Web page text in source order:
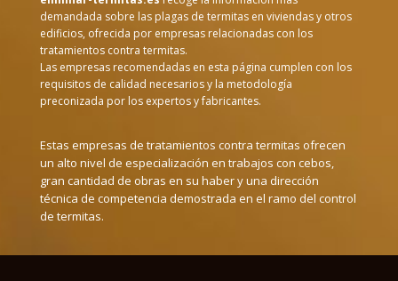
demandada sobre las plagas de termitas en viviendas y otros
edificios, ofrecida por empresas relacionadas con los
tratamientos contra termitas.
Las empresas recomendadas en esta página cumplen con los
requisitos de calidad necesarios y la metodología
preconizada por los expertos y fabricantes.
Estas empresas de tratamientos contra termitas ofrecen
un alto nivel de especialización en trabajos con cebos,
gran cantidad de obras en su haber y una dirección
técnica de competencia demostrada en el ramo del control
de termitas.